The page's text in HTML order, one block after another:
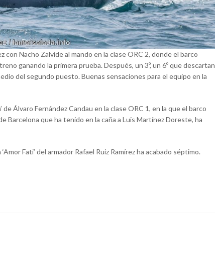
con Nacho Zalvide al mando en la clase ORC 2, donde el barco
ganando la primera prueba. Después, un 3º, un 6º que
del segundo puesto. Buenas sensaciones para el equipo en la
Álvaro Fernández Candau en la clase ORC 1, en la que el barco
Barcelona que ha tenido en la caña a Luis Martínez Doreste, ha
Fati’ del armador Rafael Ruiz Ramírez ha acabado séptimo.